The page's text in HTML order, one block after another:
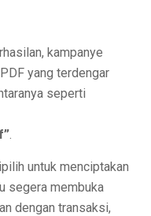
kampanye
yang terdengar
seperti
untuk menciptakan
segera membuka
dengan transaksi,